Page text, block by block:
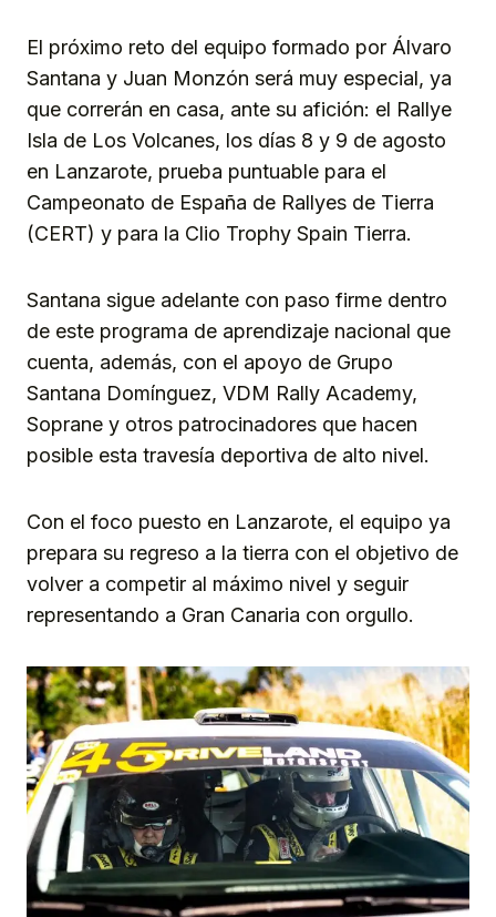
El próximo reto del equipo formado por Álvaro
Santana y Juan Monzón será muy especial, ya
que correrán en casa, ante su afición: el Rallye
Isla de Los Volcanes, los días 8 y 9 de agosto
en Lanzarote, prueba puntuable para el
Campeonato de España de Rallyes de Tierra
(CERT) y para la Clio Trophy Spain Tierra.
Santana sigue adelante con paso firme dentro
de este programa de aprendizaje nacional que
cuenta, además, con el apoyo de Grupo
Santana Domínguez, VDM Rally Academy,
Soprane y otros patrocinadores que hacen
posible esta travesía deportiva de alto nivel.
Con el foco puesto en Lanzarote, el equipo ya
prepara su regreso a la tierra con el objetivo de
volver a competir al máximo nivel y seguir
representando a Gran Canaria con orgullo.